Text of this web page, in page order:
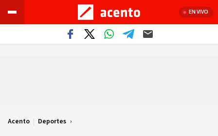
EN VIVO
Acento | Deportes